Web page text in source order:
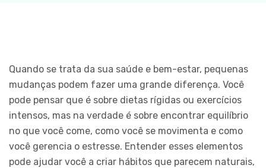
Quando se trata da sua saúde e bem-estar, pequenas
mudanças podem fazer uma grande diferença. Você
pode pensar que é sobre dietas rígidas ou exercícios
intensos, mas na verdade é sobre encontrar equilíbrio
no que você come, como você se movimenta e como
você gerencia o estresse. Entender esses elementos
pode ajudar você a criar hábitos que parecem naturais,